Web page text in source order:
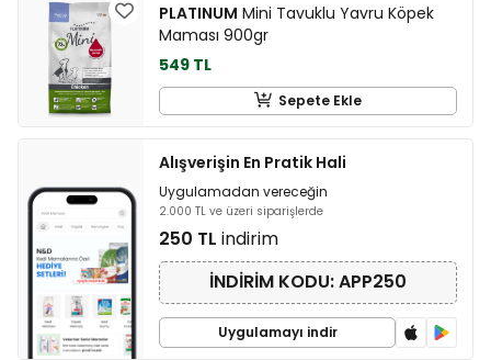
PLATINUM Mini Tavuklu Yavru Köpek
Maması 900gr
549 TL
Sepete Ekle
Alışverişin En Pratik Hali
Uygulamadan vereceğin
2.000 TL ve üzeri siparişlerde
250 TL indirim
İNDİRİM KODU: APP250
Uygulamayı indir